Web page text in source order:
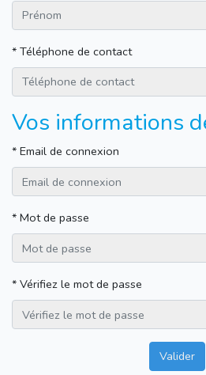
* Téléphone de contact
Vos informations
* Email de connexion
* Mot de passe
* Vérifiez le mot de passe
Valider